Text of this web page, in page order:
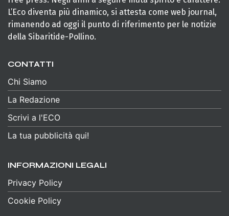
L’Eco diventa più dinamico, si attesta come web journal,
rimanendo ad oggi il punto di riferimento per le notizie
della Sibaritide-Pollino.
CONTATTI
Chi Siamo
La Redazione
Scrivi a l'ECO
La tua pubblicità qui!
INFORMAZIONI LEGALI
Privacy Policy
Cookie Policy